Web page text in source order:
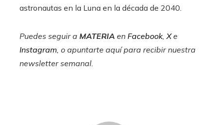
astronautas en la Luna en la década de 2040.
Puedes seguir a MATERIA en Facebook,Xe
Instagram, o apuntarte aquí para recibirnuestra
newsletter semanal.